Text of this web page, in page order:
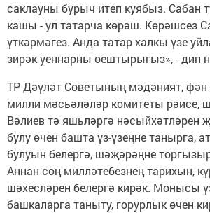
саклауны бурыч итеп куябыз. Сабан
кашы - ул татарча көрәш. Көрәшсез
үткәрмәгез. Анда татар халкы үзе
зирәк уеннарны оештырыгыз», - дип
ТР Дәүләт Советының мәдәният,
милли мәсьәләләр комитеты рәисе,
Вәлиев тә яшьләргә нәсыйхәтләрен
булу өчен башта үз-үзеңне танырга,
булуын белергә, шәҗәрәңне
Аннан соң милләтебезнең тарихын,
шәхесләрен белергә кирәк. Монысы
башкаларга таныту, горурлык өчен